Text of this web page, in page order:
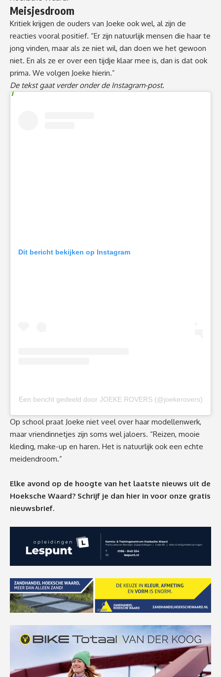
Meisjesdroom
Kritiek krijgen de ouders van Joeke ook wel, al zijn de
reacties vooral positief. “Er zijn natuurlijk mensen die haar te
jong vinden, maar als ze niet wil, dan doen we het gewoon
niet. En als ze er over een tijdje klaar mee is, dan is dat ook
prima. We volgen Joeke hierin.”
De tekst gaat verder onder de Instagram-post.
Dit bericht bekijken op Instagram
Een bericht gedeeld door JOEKE ROVERS (@joekerovers)
Op school praat Joeke niet veel over haar modellenwerk,
maar vriendinnetjes zijn soms wel jaloers. “Reizen, mooie
kleding, make-up en haren. Het is natuurlijk ook een echte
meidendroom.”
Elke avond op de hoogte van het laatste nieuws uit de
Hoeksche Waard? Schrijf je dan hier in voor onze gratis
nieuwsbrief.